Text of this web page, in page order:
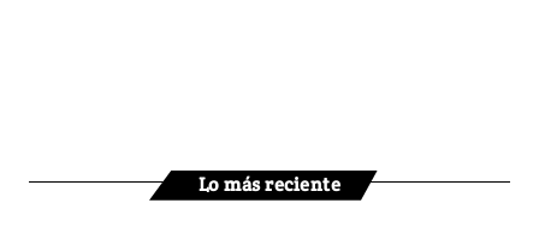
Lo más reciente